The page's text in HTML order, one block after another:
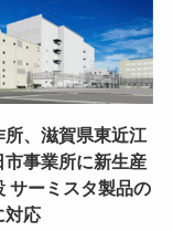
所、滋賀県東近江
市事業所に新生産
サーミスタ製品の
対応